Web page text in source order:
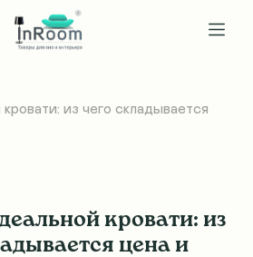
из чего складывается
кровати: из
цена и